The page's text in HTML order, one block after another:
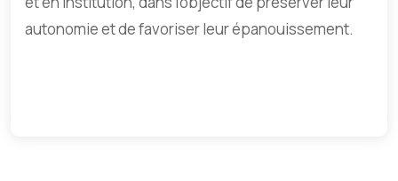
autonomie et de favoriser leur épanouissement.